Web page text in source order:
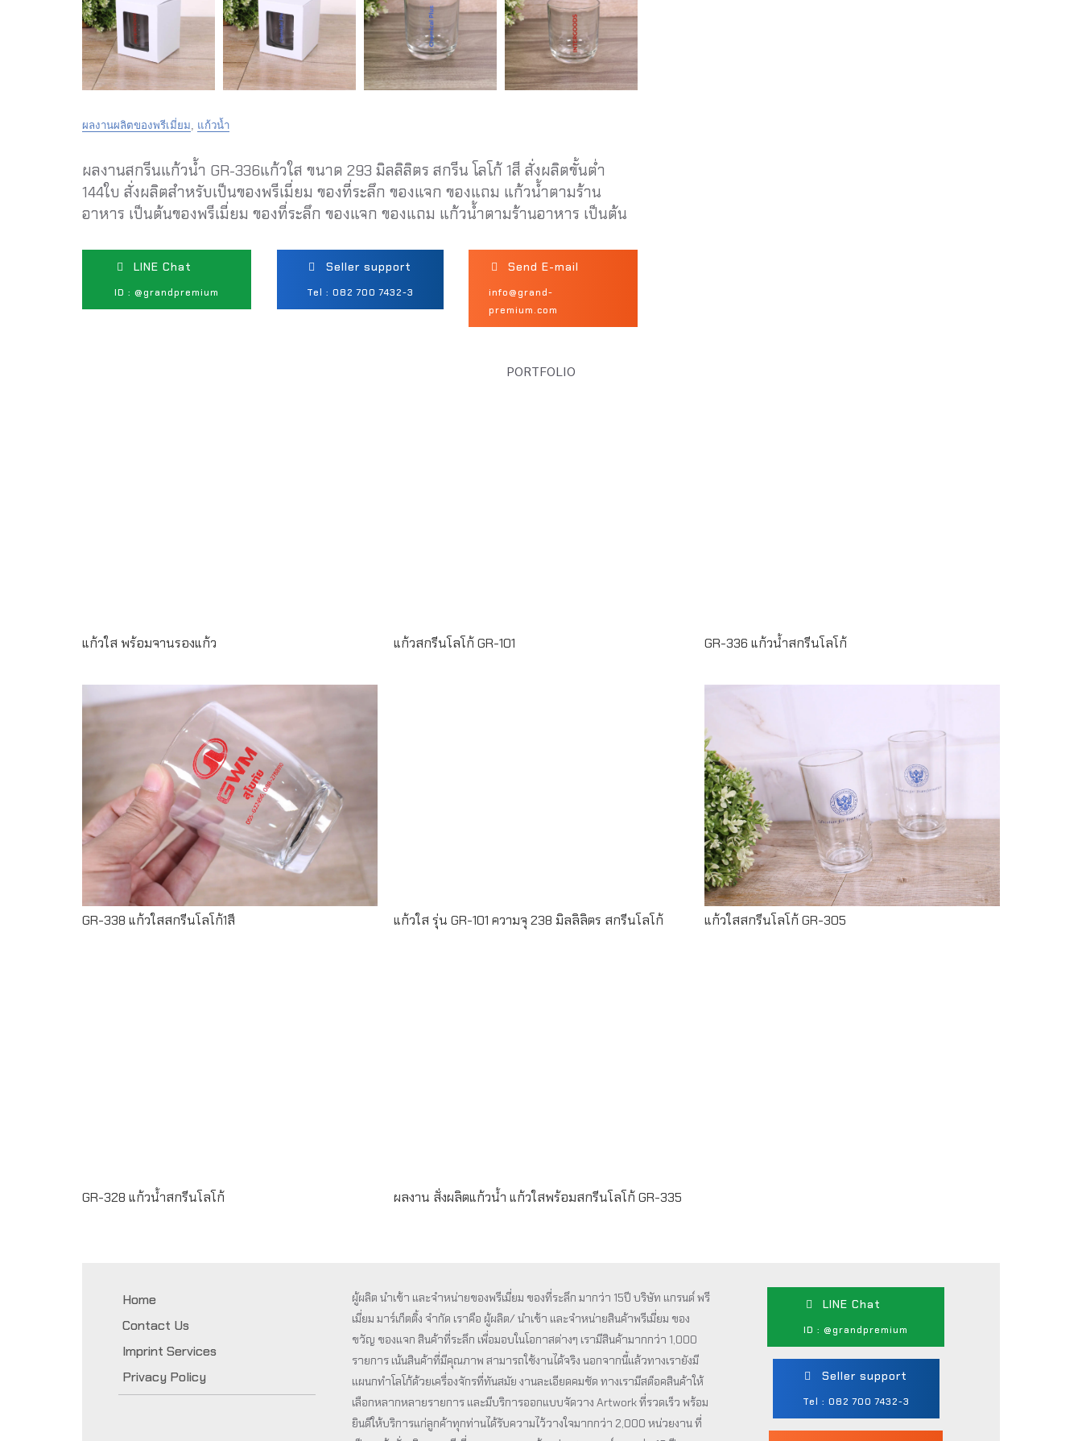
ผลงานผลิตของพรีเมี่ยม แก้วน้ำ
ผลงานสกรีนแก้วน้ำ GR-336แก้วใส ขนาด 293 มิลลิลิตร สกรีน โลโก้ 1สี สั่งผลิตขั้นต่ำ
144ใบ สั่งผลิตสำหรับเป็นของพรีเมี่ยม ของที่ระลึก ของแจก ของแถม แก้วน้ำตามร้าน
อาหาร เป็นต้นของพรีเมี่ยม ของที่ระลึก ของแจก ของแถม แก้วน้ำตามร้านอาหาร เป็นต้น
LINE Chat
ID : @grandpremium
Seller support
Tel : 082 700 7432-3
Send E-mail
info@grand-
premium.com
PORTFOLIO
แก้วใส พร้อมจานรองแก้ว แก้วสกรีนโลโก้ GR-101 GR-336 แก้วน้ำสกรีนโลโก้
Read more
GR-338 แก้วใสสกรีนโลโก้1สี แก้วใส รุ่น GR-101 ความจุ 238 มิลลิลิตร สกรีนโลโก้
Read more
แก้วใสสกรีนโลโก้ GR-305
GR-328 แก้วน้ำสกรีนโลโก้ ผลงาน สั่งผลิตแก้วน้ำ แก้วใสพร้อมสกรีนโลโก้ GR-335
Home
Contact Us
Imprint Services
Privacy Policy
ผู้ผลิต นำเข้า และจำหน่ายของพรีเมี่ยม ของที่ระลึก มากว่า 15ปี บริษัท แกรนด์ พรี
เมี่ยม มาร์เก็ตติ้ง จำกัด เราคือ ผู้ผลิต/ นำเข้า และจำหน่ายสินค้าพรีเมี่ยม ของ
ขวัญ ของแจก สินค้าที่ระลึก เพื่อมอบในโอกาสต่างๆ เรามีสินค้ามากกว่า 1,000
รายการ เน้นสินค้าที่มีคุณภาพ สามารถใช้งานได้จริง นอกจากนี้แล้วทางเรายังมี
แผนกทำโลโก้ด้วยเครื่องจักรที่ทันสมัย งานละเอียดคมชัด ทางเรามีสต็อคสินค้าให้
เลือกหลากหลายรายการ และมีบริการออกแบบจัดวาง Artwork ที่รวดเร็ว พร้อม
ยินดีให้บริการแก่ลูกค้าทุกท่านได้รับความไว้วางใจมากกว่า 2,000 หน่วยงาน ที่
LINE Chat
ID : @grandpremium
Seller support
Tel : 082 700 7432-3